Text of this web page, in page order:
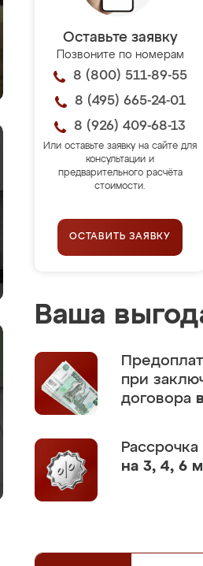
Оставьте заявку
Позвоните по номерам
8 (800) 511-89-55
8 (495) 665-24-01
8 (926) 409-68-13
Или оставьте заявку на сайте для
консультации и
предварительного расчёта
стоимости.
ОСТАВИТЬ ЗАЯВКУ
Ваша
при
договора
Рассрочка
на 3, 4, 6